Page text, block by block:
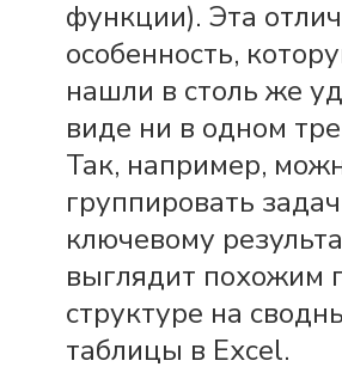
функции). Эта
особенность,
нашли в столь же
виде ни в одном
Так, например,
группировать
ключевому
выглядит похожим
структуре на
таблицы в Excel.